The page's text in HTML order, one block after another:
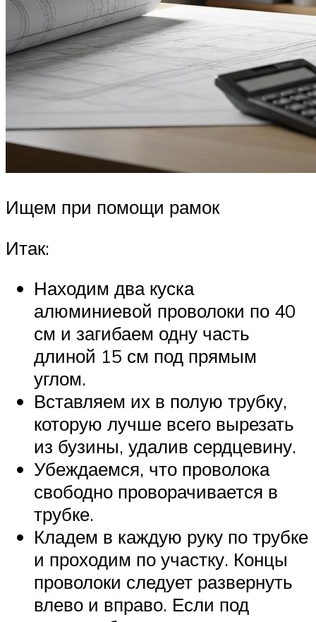
Ищем при помощи рамок
Итак:
Находим два куска
алюминиевой проволоки по 40
см и загибаем одну часть
длиной 15 см под прямым
углом.
Вставляем их в полую трубку,
которую лучше всего вырезать
из бузины, удалив сердцевину.
Убеждаемся, что проволока
свободно проворачивается в
трубке.
Кладем в каждую руку по трубке
и проходим по участку. Концы
проволоки следует развернуть
влево и вправо. Если под